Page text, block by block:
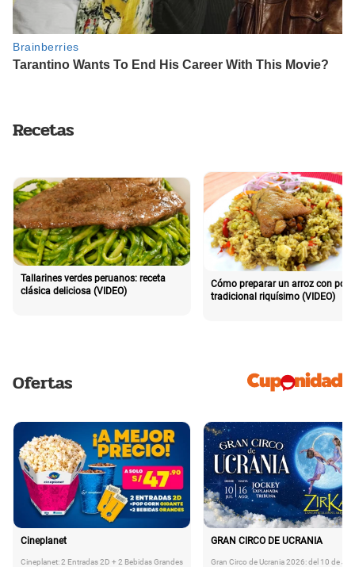
Recetas
Tallarines verdes peruanos: receta
clásica deliciosa (VIDEO)
Cómo preparar un arroz con pollo
tradicional riquísimo (VIDEO)
Ofertas
Cineplanet
Cineplanet: 2 Entradas 2D + 2 Bebidas Grandes
GRAN CIRCO DE UCRANIA
Gran Circo de Ucrania 2026: del 10 de